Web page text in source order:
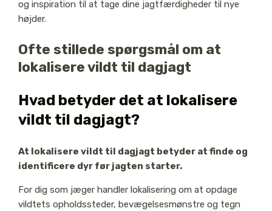
og inspiration til at tage dine jagtfærdigheder til nye
højder.
Ofte stillede spørgsmål om at
lokalisere vildt til dagjagt
Hvad betyder det at lokalisere
vildt til dagjagt?
At lokalisere vildt til dagjagt betyder at finde og
identificere dyr før jagten starter.
For dig som jæger handler lokalisering om at opdage
vildtets opholdssteder, bevægelsesmønstre og tegn